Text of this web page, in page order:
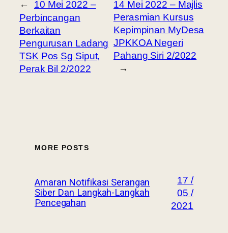
←
10 Mei 2022 –
Perbincangan
Berkaitan
Pengurusan Ladang
TSK Pos Sg Siput,
Perak Bil 2/2022
14 Mei 2022 – Majlis
Perasmian Kursus
Kepimpinan MyDesa
JPKKOA Negeri
Pahang Siri 2/2022
→
MORE POSTS
Amaran Notifikasi Serangan
Siber Dan Langkah-Langkah
Pencegahan
17 /
05 /
2021